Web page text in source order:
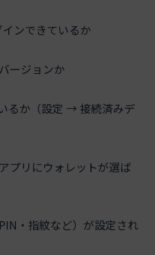
ンできているか
ージョンか
るか（設定 → 接続済みデ
プリにウォレットが選ば
・指紋など）が設定され